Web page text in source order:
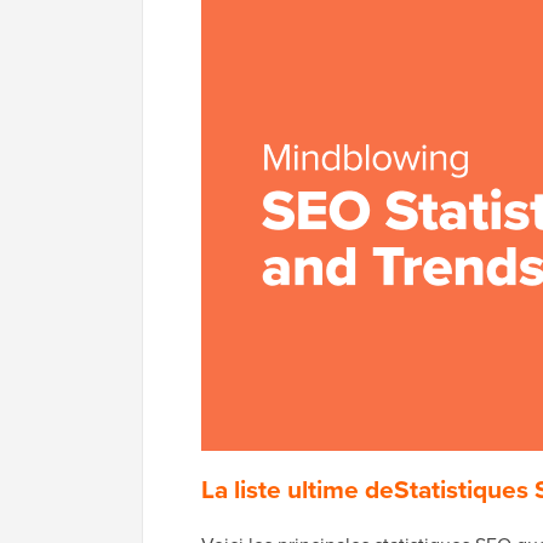
La liste ultime deStatistiques